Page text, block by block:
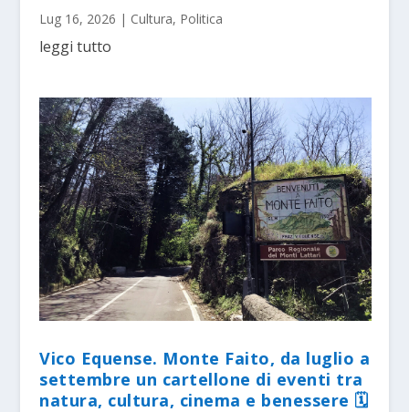
Lug 16, 2026 | Cultura, Politica
leggi tutto
Vico Equense. Monte Faito, da luglio a
settembre un cartellone di eventi tra
natura, cultura, cinema e benessere 🗓